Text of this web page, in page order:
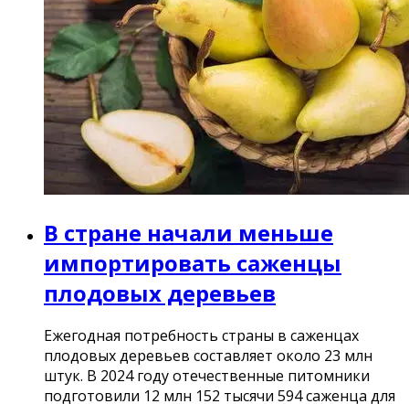
В стране начали меньше
импортировать саженцы
плодовых деревьев
Ежегодная потребность страны в саженцах
плодовых деревьев составляет около 23 млн
штук. В 2024 году отечественные питомники
подготовили 12 млн 152 тысячи 594 саженца для